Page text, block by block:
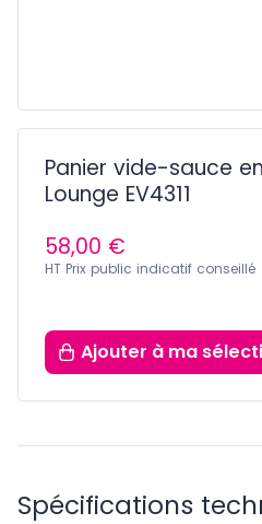
Panier vide-sauce
Lounge EV4311
58,00 €
HT Prix public indicatif conseillé
Ajouter à ma
Spécifications